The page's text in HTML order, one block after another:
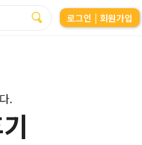
로그인 | 회원가입
.